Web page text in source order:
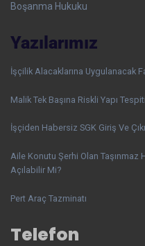
Boşanma Hukuku
Yazılarımız
İşçilik Alacaklarına Uygulanacak
Malik Tek Başına Riskli Yapı
İşçiden Habersiz SGK Giriş Ve
Aile Konutu Şerhi Olan Taşınmaz
Açılabilir Mi?
Pert Araç Tazminatı
Telefon